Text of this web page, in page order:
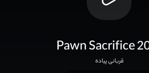
Pawn Sacrifice
قربانی پیاده